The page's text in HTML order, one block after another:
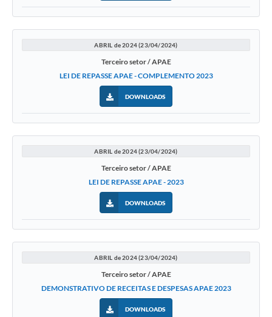
ABRIL de 2024 (23/04/2024)
Terceiro setor / APAE
LEI DE REPASSE APAE - COMPLEMENTO 2023
DOWNLOADS
ABRIL de 2024 (23/04/2024)
Terceiro setor / APAE
LEI DE REPASSE APAE - 2023
DOWNLOADS
ABRIL de 2024 (23/04/2024)
Terceiro setor / APAE
DEMONSTRATIVO DE RECEITAS E DESPESAS APAE 2023
DOWNLOADS